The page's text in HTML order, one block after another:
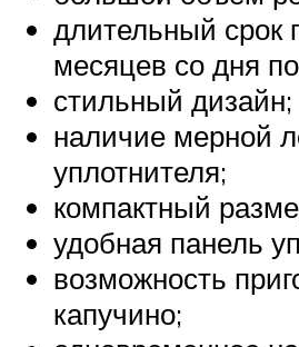
длительный срок
месяцев со дня
стильный дизайн;
наличие мерной
уплотнителя;
компактный
удобная панель
возможность
капучино;